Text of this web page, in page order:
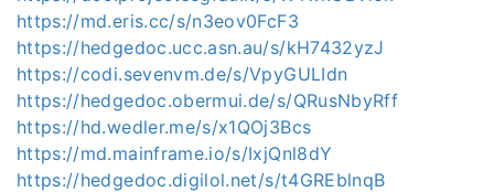
https://md.eris.cc/s/n3eov0FcF3
https://hedgedoc.ucc.asn.au/s/kH7432yzJ
https://codi.sevenvm.de/s/VpyGULIdn
https://hedgedoc.obermui.de/s/QRusNbyRff
https://hd.wedler.me/s/x1QOj3Bcs
https://md.mainframe.io/s/IxjQnl8dY
https://hedgedoc.digilol.net/s/t4GREblnqB